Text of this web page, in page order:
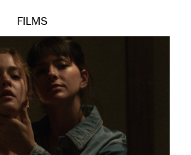
FILMS